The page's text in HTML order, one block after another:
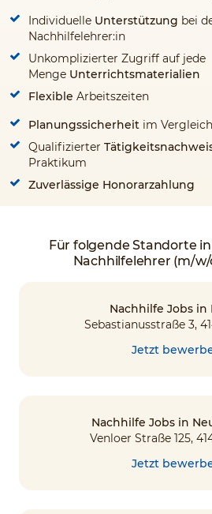
Individuelle Unterstützung bei
Nachhilfelehrer:in
Unkomplizierter Zugriff auf jede
Menge Unterrichtsmaterialien
Flexible Arbeitszeiten
Planungssicherheit im
Qualifizierter
Praktikum
Zuverlässige Honorarzahlung
Für folgende Standorte
Nachhilfelehrer (m/
Nachhilfe Jobs in
Sebastianusstraße 3,
Jetzt
Nachhilfe Jobs in
Venloer Straße 125,
Jetzt